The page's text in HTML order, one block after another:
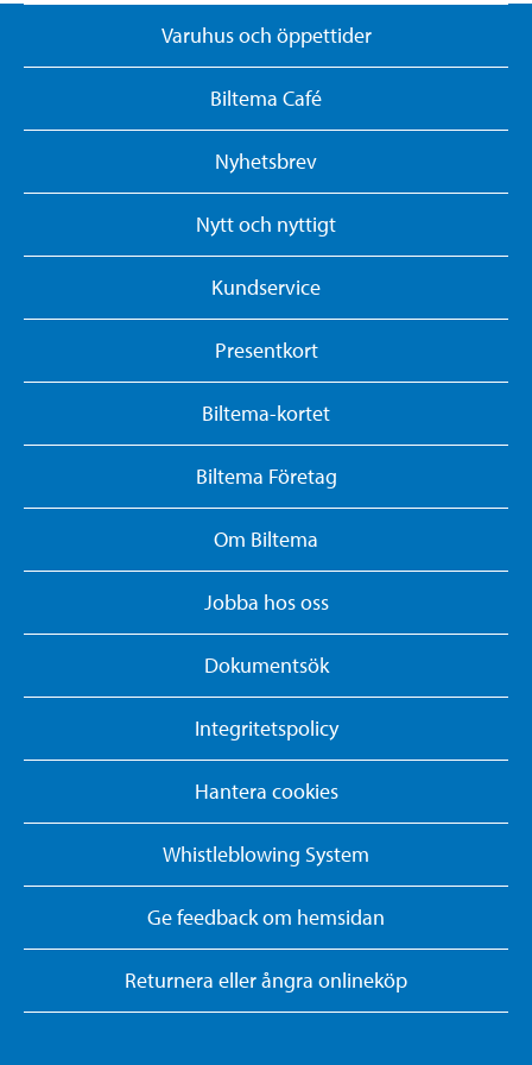
Varuhus och öppettider
Biltema Café
Nyhetsbrev
Nytt och nyttigt
Kundservice
Presentkort
Biltema-kortet
Biltema Företag
Om Biltema
Jobba hos oss
Dokumentsök
Integritetspolicy
Hantera cookies
Whistleblowing System
Ge feedback om hemsidan
Returnera eller ångra onlineköp